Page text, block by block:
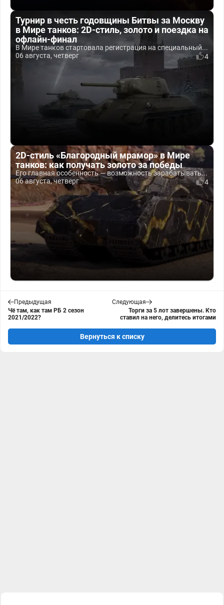
Турнир в честь годовщины Битвы за Москву
в Мире танков: 2D-стиль, золото и поездка на
офлайн-финал
В Мире танков стартовала регистрация на специальный...
06 августа, четверг
4
2D-стиль «Благородный мрамор» в Мире
танков: как получать золото за победы
Его главная особенность — возможность зарабатывать...
06 августа, четверг
4
Предыдущая
Чё там, как там РБ 2 сезон
2021/2022?
Следующая
Торги за 5 лот завершены. Кто
ставил на него, делитесь итогами
Вернуться к списку